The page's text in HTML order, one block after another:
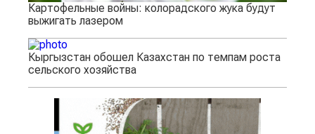
Картофельные войны: колорадского жука будут
выжигать лазером
Кыргызстан обошел Казахстан по темпам роста
сельского хозяйства